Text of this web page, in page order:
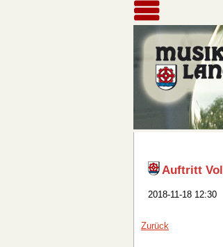
Auftritt
2018-11-18 12:30
Zurück